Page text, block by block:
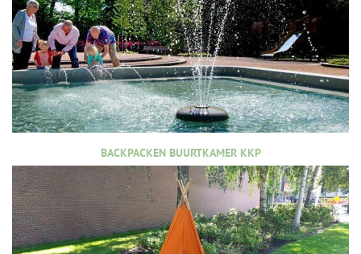
BACKPACKEN BUURTKAMER KKP